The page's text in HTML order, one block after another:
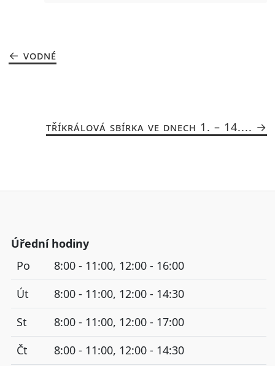
VODNÉ
TŘÍKRÁLOVÁ SBÍRKA VE DNECH 1. – 14....
Úřední hodiny
Po
8:00 - 11:00, 12:00 - 16:00
Út
8:00 - 11:00, 12:00 - 14:30
St
8:00 - 11:00, 12:00 - 17:00
Čt
8:00 - 11:00, 12:00 - 14:30